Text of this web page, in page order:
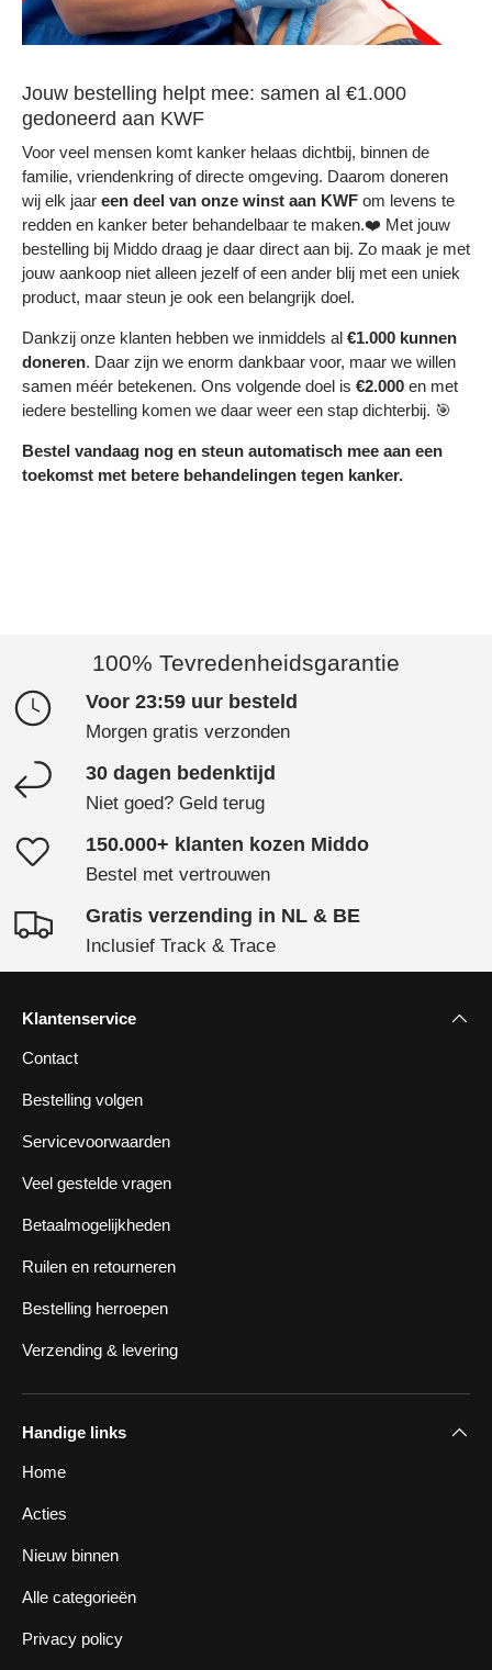
Jouw bestelling helpt mee: samen al €1.000
gedoneerd aan KWF
Voor veel mensen komt kanker helaas dichtbij, binnen de
familie, vriendenkring of directe omgeving. Daarom doneren
wij elk jaar een deel van onze winst aan KWF om levens te
redden en kanker beter behandelbaar te maken.❤️ Met jouw
bestelling bij Middo draag je daar direct aan bij. Zo maak je met
jouw aankoop niet alleen jezelf of een ander blij met een uniek
product, maar steun je ook een belangrijk doel.
Dankzij onze klanten hebben we inmiddels al €1.000 kunnen
doneren. Daar zijn we enorm dankbaar voor, maar we willen
samen méér betekenen. Ons volgende doel is €2.000 en met
iedere bestelling komen we daar weer een stap dichterbij. 🎯
Bestel vandaag nog en steun automatisch mee aan een
toekomst met betere behandelingen tegen kanker.
100% Tevredenheidsgarantie
Voor 23:59 uur besteld
Morgen gratis verzonden
30 dagen bedenktijd
Niet goed? Geld terug
150.000+ klanten kozen Middo
Bestel met vertrouwen
Gratis verzending in NL & BE
Inclusief Track & Trace
Klantenservice
Contact
Bestelling volgen
Servicevoorwaarden
Veel gestelde vragen
Betaalmogelijkheden
Ruilen en retourneren
Bestelling herroepen
Verzending & levering
Handige links
Home
Acties
Nieuw binnen
Alle categorieën
Privacy policy